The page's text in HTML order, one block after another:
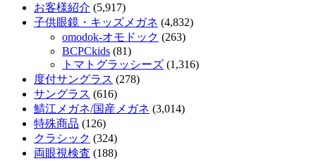
お客様紹介 (5,917)
子供眼鏡・キッズメガネ (4,832)
omodok-オモドック (263)
BCPCkids (81)
トマトグラッシーズ (1,316)
度付サングラス (278)
サングラス (616)
鯖江メガネ/国産メガネ (3,014)
特殊商品 (126)
クラシック (324)
両眼視検査 (188)